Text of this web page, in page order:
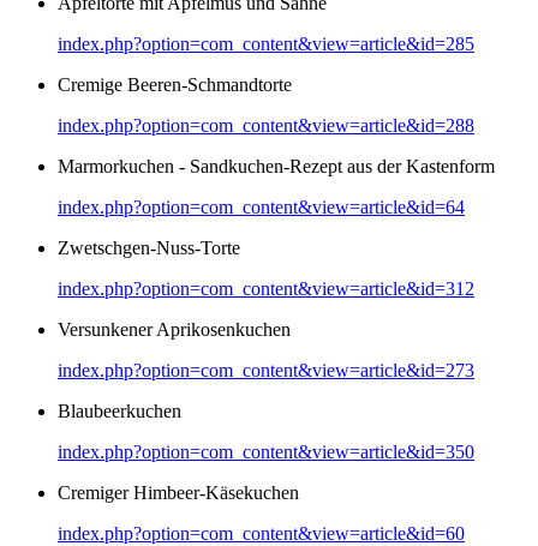
index.php?option=com_content&view=article&id=285
Cremige Beeren-Schmandtorte
index.php?option=com_content&view=article&id=288
Marmorkuchen - Sandkuchen-Rezept aus der Kastenform
index.php?option=com_content&view=article&id=64
Zwetschgen-Nuss-Torte
index.php?option=com_content&view=article&id=312
Versunkener Aprikosenkuchen
index.php?option=com_content&view=article&id=273
Blaubeerkuchen
index.php?option=com_content&view=article&id=350
Cremiger Himbeer-Käsekuchen
index.php?option=com_content&view=article&id=60